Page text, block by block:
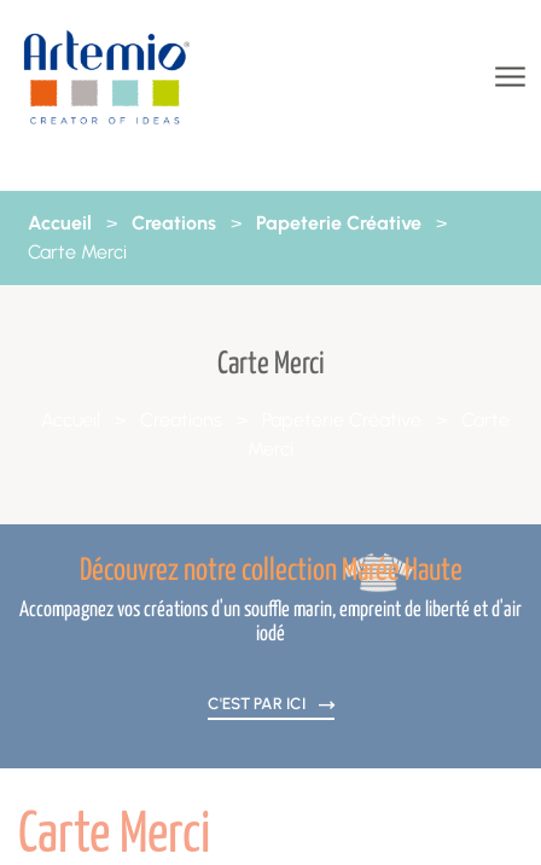
Accueil > Creations > Papeterie Créative
>
Carte Merci
Carte Merci
Découvrez notre collection Marée Haute
Accompagnez vos créations d'un souffle marin, empreint de liberté et d'air
iodé
C'EST PAR ICI
Carte Merci